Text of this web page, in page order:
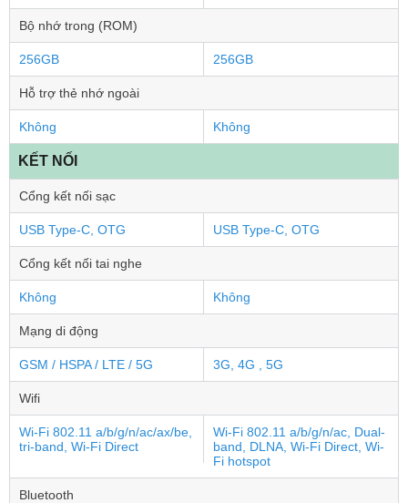
Bộ nhớ trong (ROM)
256GB 256GB
Hỗ trợ thẻ nhớ ngoài
Không Không
KẾT NỐI
Cổng kết nối sạc
USB Type-C, OTG USB Type-C, OTG
Cổng kết nối tai nghe
Không Không
Mạng di động
GSM / HSPA / LTE / 5G 3G, 4G , 5G
Wifi
Wi-Fi 802.11 a/b/g/n/ac/ax/be,
tri-band, Wi-Fi Direct
Wi-Fi 802.11 a/b/g/n/ac, Dual-
band, DLNA, Wi-Fi Direct, Wi-
Fi hotspot
Bluetooth